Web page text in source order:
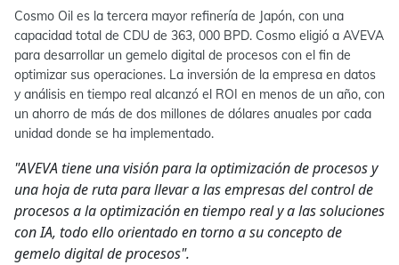
Cosmo Oil es la tercera mayor refinería de Japón, con una
capacidad total de CDU de 363, 000 BPD. Cosmo eligió a AVEVA
para desarrollar un gemelo digital de procesos con el fin de
optimizar sus operaciones. La inversión de la empresa en datos
y análisis en tiempo real alcanzó el ROI en menos de un año, con
un ahorro de más de dos millones de dólares anuales por cada
unidad donde se ha implementado.
"AVEVA tiene una visión para la optimización de procesos y
una hoja de ruta para llevar a las empresas del control de
procesos a la optimización en tiempo real y a las soluciones
con IA, todo ello orientado en torno a su concepto de
gemelo digital de procesos".